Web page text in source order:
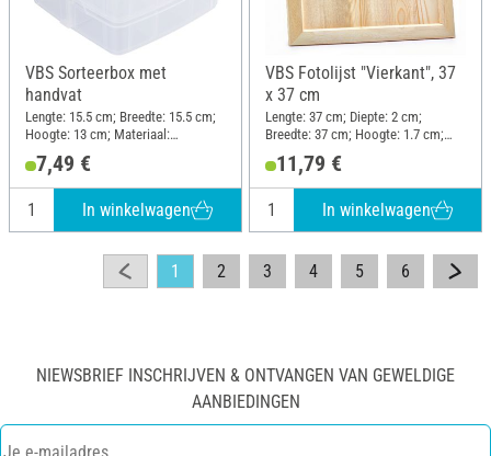
VBS Sorteerbox met
handvat
Lengte: 15.5 cm; Breedte: 15.5 cm;
Hoogte: 13 cm; Materiaal:
Kunststof
7,49 €
In winkelwagen
VBS Fotolijst "Vierkant", 37
x 37 cm
Lengte: 37 cm; Diepte: 2 cm;
Breedte: 37 cm; Hoogte: 1.7 cm;
Materiaal: Dennenhout
11,79 €
In winkelwagen
1 2 3 4 5 6
NIEWSBRIEF INSCHRIJVEN & ONTVANGEN VAN GEWELDIGE
AANBIEDINGEN